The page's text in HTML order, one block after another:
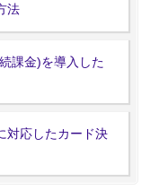
法
課金)を導入した
対応したカード決